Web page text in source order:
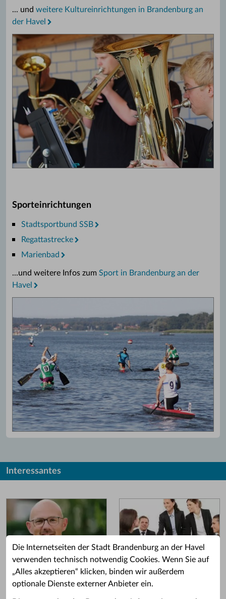
Die Internetseiten der Stadt Brandenburg an der Havel
verwenden technisch notwendig Cookies. Wenn Sie auf
„Alles akzeptieren“ klicken, binden wir außerdem
optionale Dienste externer Anbieter ein.
... und weitere Kultureinrichtungen in Brandenburg an
der Havel
Sporteinrichtungen
Stadtsportbund SSB
Regattastrecke
Marienbad
...und weitere Infos zum Sport in Brandenburg an der
Havel
Interessantes
Grußwort des OB